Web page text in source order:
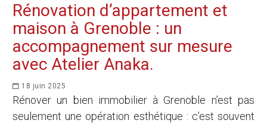
Rénovation d’appartement et
maison à Grenoble : un
accompagnement sur mesure
avec Atelier Anaka.
18 juin 2025
Rénover un bien immobilier à Grenoble n’est pas
seulement une opération esthétique : c’est souvent